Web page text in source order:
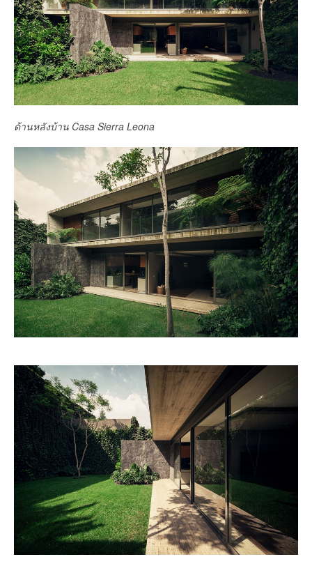
ด้านหลังบ้าน Casa Sierra Leona